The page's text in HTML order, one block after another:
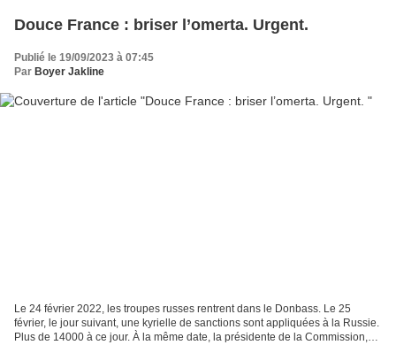
Douce France : briser l’omerta. Urgent.
Publié le 19/09/2023 à 07:45
Par Boyer Jakline
Le 24 février 2022, les troupes russes rentrent dans le Donbass. Le 25
février, le jour suivant, une kyrielle de sanctions sont appliquées à la Russie.
Plus de 14000 à ce jour. À la même date, la présidente de la Commission,